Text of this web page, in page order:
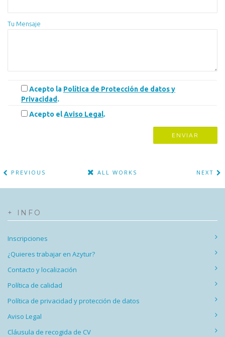
Tu Mensaje
Acepto la Política de Protección de datos y
Privacidad.
Acepto elAviso Legal.
PREVIOUS ALL WORKS NEXT
+ INFO
Inscripciones
¿Quieres trabajar en Azytur?
Contacto y localización
Política de calidad
Política de privacidad y protección de datos
Aviso Legal
Cláusula de recogida de CV